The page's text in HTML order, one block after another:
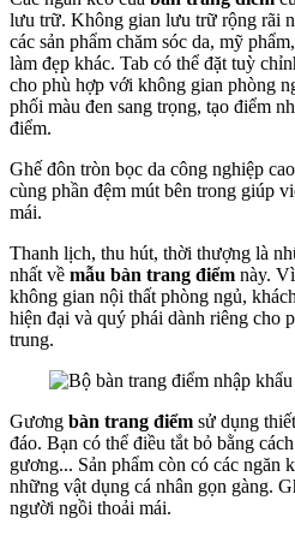
lưu trữ. Không gian lưu trữ rộng rãi
các sản phẩm chăm sóc da, mỹ
làm đẹp khác. Tab có thể đặt tuỳ
cho phù hợp với không gian phòng
phối màu đen sang trọng, tạo điểm
điểm.
Ghế đôn tròn bọc da công nghiệp
cùng phần đệm mút bên trong giúp
mái.
Thanh lịch, thu hút, thời thượng là
nhất về mẫu bàn trang điểm này.
không gian nội thất phòng ngủ,
hiện đại và quý phái dành riêng cho
trung.
Gương bàn trang điểm sử dụng
đáo. Bạn có thể điều tắt bỏ bằng
gương... Sản phẩm còn có các ngăn
những vật dụng cá nhân gọn gàng.
người ngồi thoải mái.